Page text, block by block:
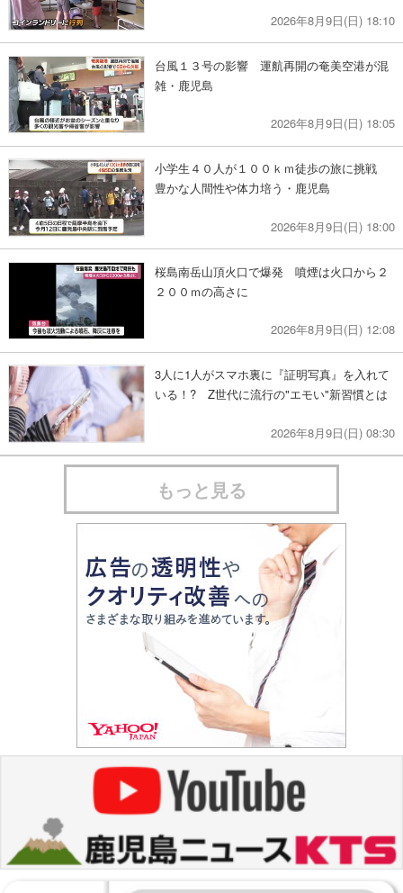
2026年8月9日(日) 18:10
台風１３号の影響 運航再開の奄美空港が混
雑・鹿児島
2026年8月9日(日) 18:05
小学生４０人が１００ｋｍ徒歩の旅に挑戦
豊かな人間性や体力培う・鹿児島
2026年8月9日(日) 18:00
桜島南岳山頂火口で爆発 噴煙は火口から２
２００ｍの高さに
2026年8月9日(日) 12:08
3人に1人がスマホ裏に『証明写真』を入れて
いる！? Z世代に流行の"エモい"新習慣とは
2026年8月9日(日) 08:30
もっと見る